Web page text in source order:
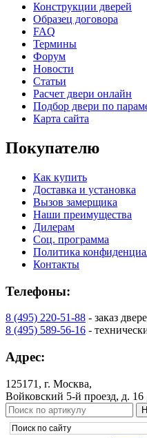
Конструкции дверей
Образец договора
FAQ
Термины
Форум
Новости
Статьи
Расчет двери онлайн
Подбор двери по
Карта сайта
Покупателю
Как купить
Доставка и установка
Вызов замерщика
Наши преимущества
Дилерам
Соц. программа
Политика
Контакты
Телефоны:
8 (495) 220-51-88 - заказ
8 (495) 589-56-16 -
Адрес:
125171, г. Москва,
Войковский 5-й проезд, д. 16